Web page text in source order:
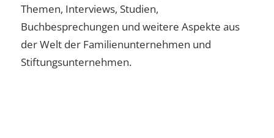
Themen, Interviews, Studien,
Buchbesprechungen und weitere Aspekte aus
der Welt der Familienunternehmen und
Stiftungsunternehmen.